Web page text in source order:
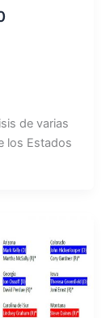
de varias
los Estados